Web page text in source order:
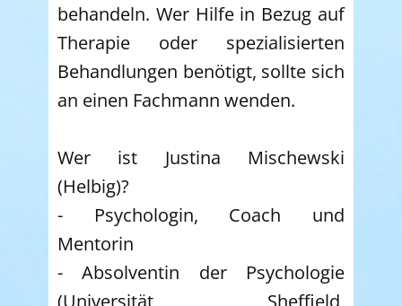
behandeln. Wer Hilfe in Bezug auf
Therapie oder spezialisierten
Behandlungen benötigt, sollte sich
an einen Fachmann wenden.
Wer ist Justina Mischewski
(Helbig)?
- Psychologin, Coach und
Mentorin
- Absolventin der Psychologie
(Universität Sheffield,